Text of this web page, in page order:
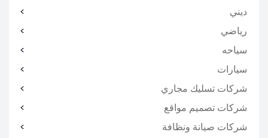
ديني
رياضي
سياحه
سيارات
شركات تسليك مجاري
شركات تصميم مواقع
شركات صيانة ونظافة